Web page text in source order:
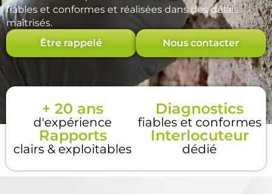
fiables et conformes et réalisées dans des délais
maîtrisés.
Être rappelé Nous contacter
+ 20 ans
d'expérience
Diagnostics
fiables et conformes
Rapports
clairs & exploitables
Interlocuteur
dédié